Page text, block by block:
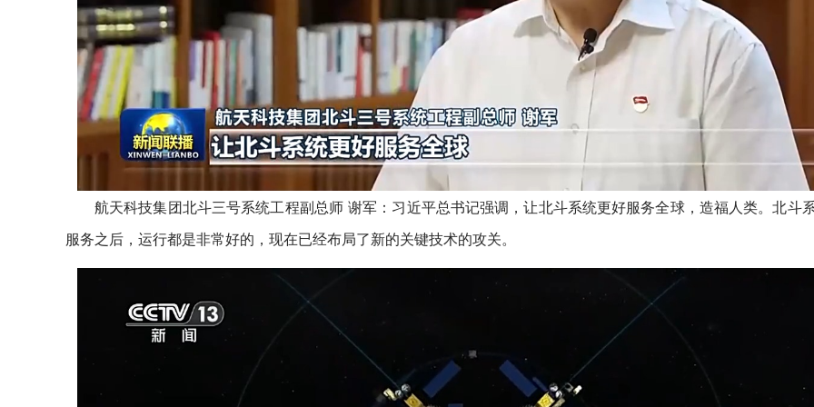
航天科技集团北斗三号系统工程副总师 谢军：习近平总书记强调，让北斗系统更好服务全球，造福人类。北斗
服务之后，运行都是非常好的，现在已经布局了新的关键技术的攻关。